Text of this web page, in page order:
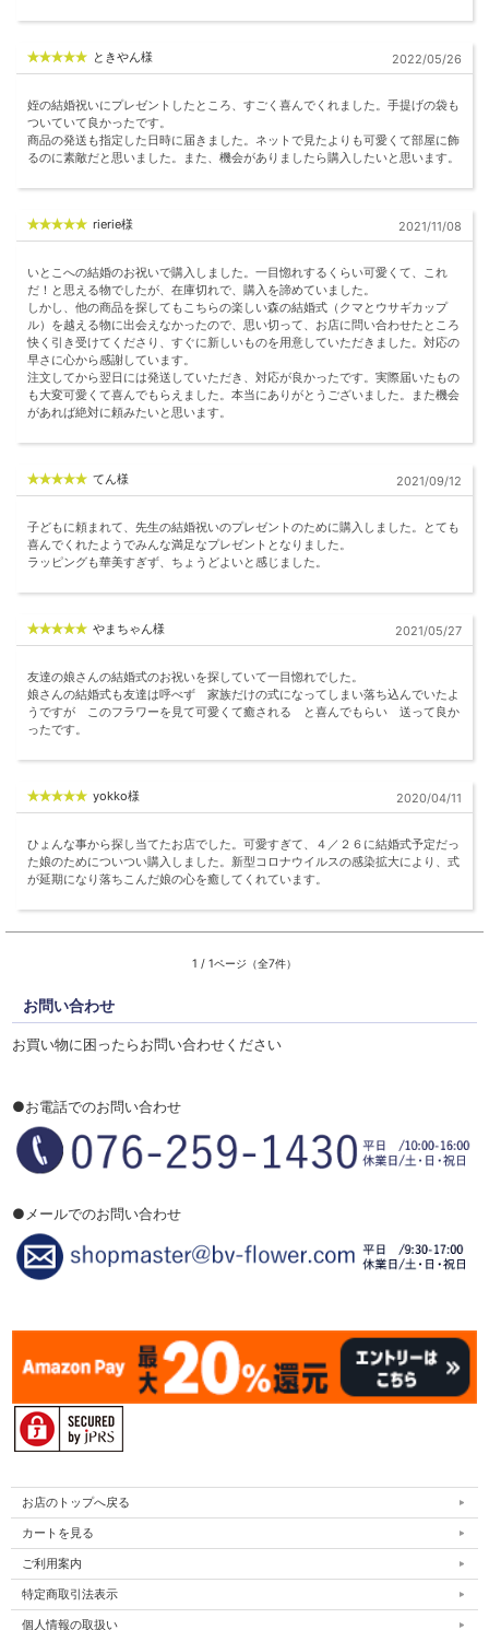
ときやん様 2022/05/26
姪の結婚祝いにプレゼントしたところ、すごく喜んでくれました。手提げの袋も
ついていて良かったです。
商品の発送も指定した日時に届きました。ネットで見たよりも可愛くて部屋に飾
るのに素敵だと思いました。また、機会がありましたら購入したいと思います。
rierie様 2021/11/08
いとこへの結婚のお祝いで購入しました。一目惚れするくらい可愛くて、これ
だ！と思える物でしたが、在庫切れで、購入を諦めていました。
しかし、他の商品を探してもこちらの楽しい森の結婚式（クマとウサギカップ
ル）を越える物に出会えなかったので、思い切って、お店に問い合わせたところ
快く引き受けてくださり、すぐに新しいものを用意していただきました。対応の
早さに心から感謝しています。
注文してから翌日には発送していただき、対応が良かったです。実際届いたもの
も大変可愛くて喜んでもらえました。本当にありがとうございました。また機会
があれば絶対に頼みたいと思います。
てん様 2021/09/12
子どもに頼まれて、先生の結婚祝いのプレゼントのために購入しました。とても
喜んでくれたようでみんな満足なプレゼントとなりました。
ラッピングも華美すぎず、ちょうどよいと感じました。
やまちゃん様 2021/05/27
友達の娘さんの結婚式のお祝いを探していて一目惚れでした。
娘さんの結婚式も友達は呼べず 家族だけの式になってしまい落ち込んでいたよ
うですが このフラワーを見て可愛くて癒される と喜んでもらい 送って良か
ったです。
yokko様 2020/04/11
ひょんな事から探し当てたお店でした。可愛すぎて、４／２６に結婚式予定だっ
た娘のためについつい購入しました。新型コロナウイルスの感染拡大により、式
が延期になり落ちこんだ娘の心を癒してくれています。
1 / 1ページ（全7件）
お問い合わせ
お買い物に困ったらお問い合わせください
●お電話でのお問い合わせ
●メールでのお問い合わせ
お店のトップへ戻る
カートを見る
ご利用案内
特定商取引法表示
個人情報の取扱い